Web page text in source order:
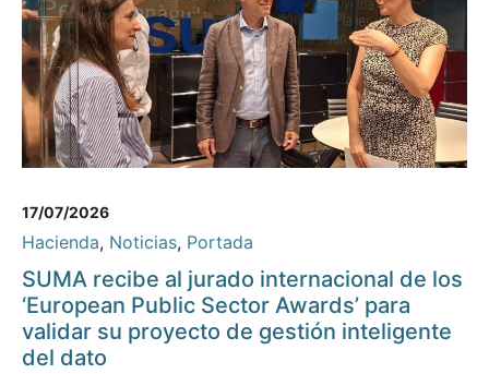
17/07/2026
Hacienda, Noticias, Portada
SUMA recibe al jurado internacional de los
‘European Public Sector Awards’ para
validar su proyecto de gestión inteligente
del dato